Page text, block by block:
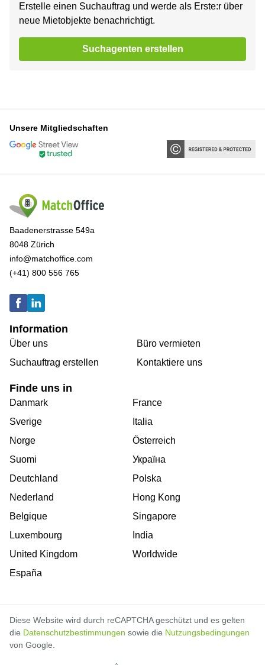
Erstelle einen Suchauftrag und werde als Erste:r über
neue Mietobjekte benachrichtigt.
Suchagenten erstellen
Unsere Mitgliedschaften
Baadenerstrasse 549a
8048 Zürich
info@matchoffice.com
(+41) 800 556 765
Information
Über uns
Suchauftrag erstellen
Büro vermieten
Kontaktiere uns
Finde uns in
Danmark
Sverige
Norge
Suomi
Deutchland
Nederland
Belgique
Luxembourg
United Kingdom
España
France
Italia
Österreich
Україна
Polska
Hong Kong
Singapore
India
Worldwide
Diese Website wird durch reCAPTCHA geschützt und es gelten
die Datenschutzbestimmungen sowie die Nutzungsbedingungen
von Google.